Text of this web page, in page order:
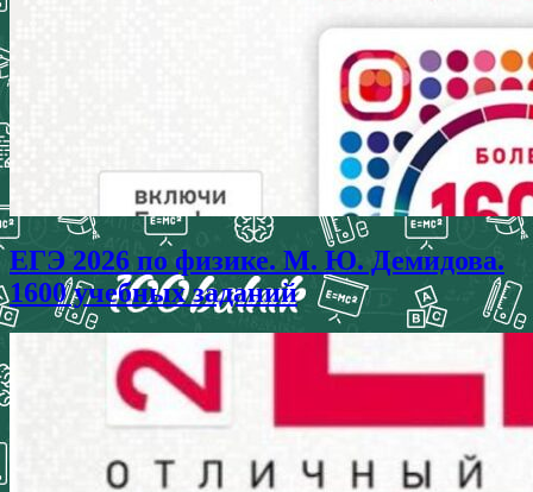
ЕГЭ 2026 по физике. М. Ю. Демидова.
1600 учебных заданий